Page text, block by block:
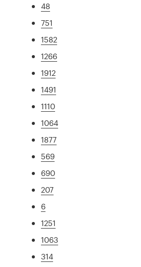
48
751
1582
1266
1912
1491
1110
1064
1877
569
690
207
6
1251
1063
314